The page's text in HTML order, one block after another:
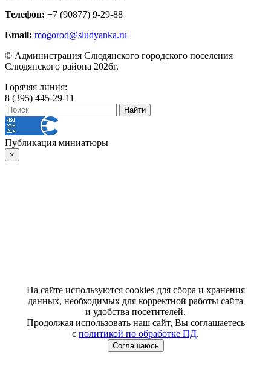
Телефон: +7 (90877) 9-29-88
Email: mogorod@sludyanka.ru
© Администрация Слюдянского городского поселения
Слюдянского района 2026г.
Горячяя линия:
8 (395) 445-29-11
Публикация миниатюры
×
На сайте используются cookies для сбора и хранения
данных, необходимых для корректной работы сайта
и удобства посетителей.
Продолжая использовать наш сайт, Вы соглашаетесь
с политикой по обработке ПД.
Соглашаюсь